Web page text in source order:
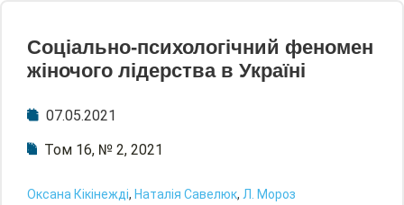
Соціально-психологічний феномен
жіночого лідерства в Україні
07.05.2021
Том 16, № 2, 2021
Оксана Кікінежді, Наталія Савелюк, Л. Мороз